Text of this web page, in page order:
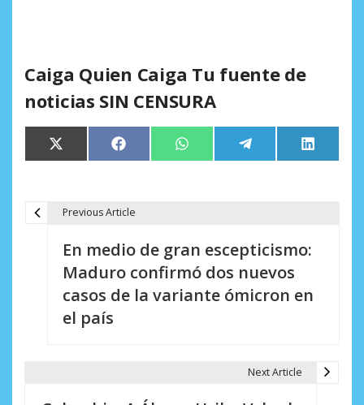
Caiga Quien Caiga Tu fuente de
noticias SIN CENSURA
Compartir
en
X
(Twitter)
Compartir
en
Facebook Compartir
en
WhatsApp Compartir
en
Telegram
en
LinkedIn
Previous Article
En medio de gran escepticismo:
Maduro confirmó dos nuevos
casos de la variante ómicron en
el país
Next Article